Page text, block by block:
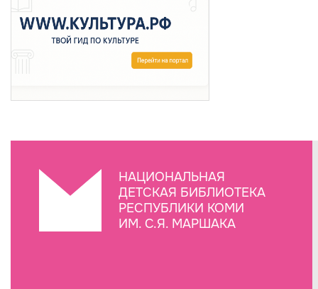
НАЦИОНАЛЬНАЯ
ДЕТСКАЯ БИБЛИОТЕКА
РЕСПУБЛИКИ КОМИ
ИМ. С.Я. МАРШАКА